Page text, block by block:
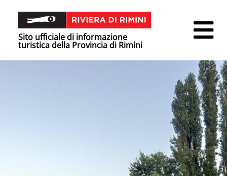
Sito ufficiale di informazione
turistica della Provincia di Rimini